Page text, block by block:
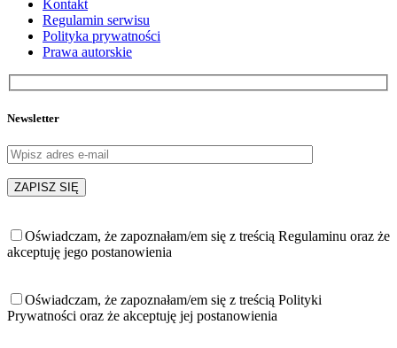
Kontakt
Regulamin serwisu
Polityka prywatności
Prawa autorskie
Newsletter
Oświadczam, że zapoznałam/em się z treścią Regulaminu oraz że
akceptuję jego postanowienia
Oświadczam, że zapoznałam/em się z treścią Polityki
Prywatności oraz że akceptuję jej postanowienia